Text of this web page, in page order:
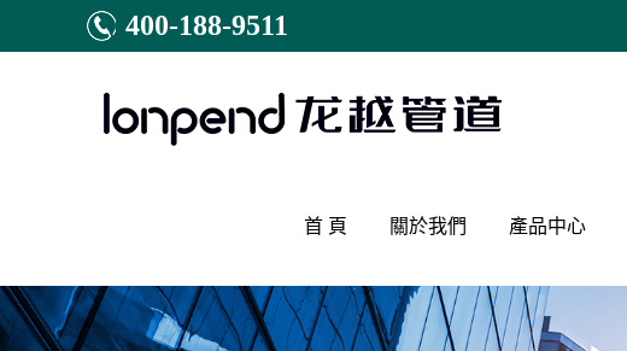
400-188-9511
首 頁 關於我們
研發體（tǐ）係
產品中心
家裝直飲水管